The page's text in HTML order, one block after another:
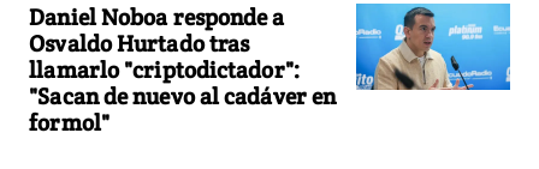
Daniel Noboa responde a
Osvaldo Hurtado tras
llamarlo "criptodictador":
"Sacan de nuevo al cadáver en
formol"